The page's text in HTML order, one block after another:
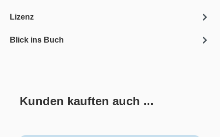
Lizenz
Blick ins Buch
Produktgalerie überspringen
Kunden kauften auch ...